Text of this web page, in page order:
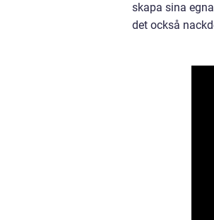
skapa sina
det också